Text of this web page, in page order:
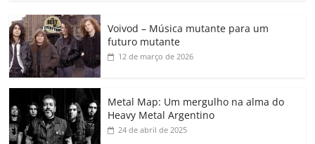
c
e
b
o
o
k
itt
er
ai at
s
A
p
k
e
dI
gl
e
a
ss
y
k
p
h
Voivod – Música mutante para um
futuro mutante
12 de março de 2026
Metal Map: Um mergulho na alma do
Heavy Metal Argentino
24 de abril de 2025